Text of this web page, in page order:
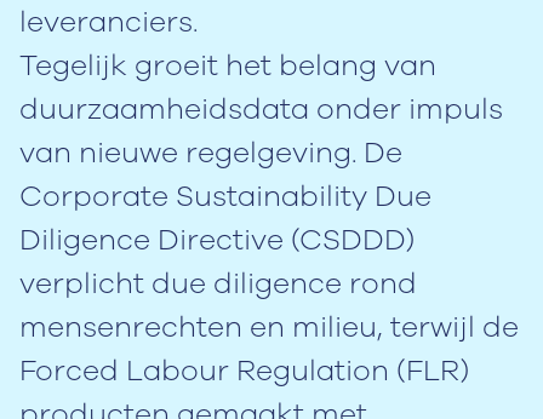
leveranciers.
Tegelijk groeit het belang van
duurzaamheidsdata onder impuls
van nieuwe regelgeving. De
Corporate Sustainability Due
Diligence Directive (CSDDD)
verplicht due diligence rond
mensenrechten en milieu, terwijl de
Forced Labour Regulation (FLR)